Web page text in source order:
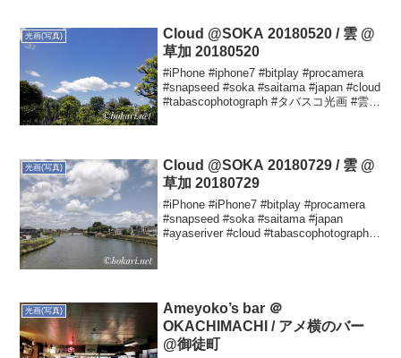
光画(写真)
Cloud @SOKA 20180520 / 雲 @
草加 20180520
#iPhone #iphone7 #bitplay #procamera
#snapseed #soka #saitama #japan #cloud
#tabascophotograph #タバスコ光画 #雲
光画(写真)
Cloud @SOKA 20180729 / 雲 @
草加 20180729
#iPhone #iPhone7 #bitplay #procamera
#snapseed #soka #saitama #japan
#ayaseriver #cloud #tabascophotograph #
光画(写真)
Ameyoko’s bar ＠
OKACHIMACHI / アメ横のバー
@御徒町